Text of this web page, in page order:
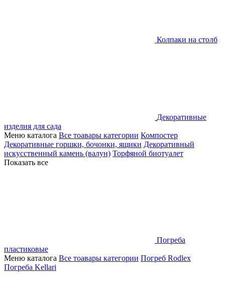
Колпаки на столб
Декоративные
изделия для сада
Меню каталога Все тоавары категории Компостер
Декоративные горшки, бочонки, ящики Декоративный
искусственный камень (валун) Торфяной биотуалет
Показать все
Погреба
пластиковые
Меню каталога Все тоавары категории Погреб Rodlex
Погреба Kellari